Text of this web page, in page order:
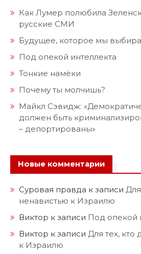
Как Лумер полюбила
русские СМИ
Будущее, которое мы
Под опекой интеллекта
Тонкие намёки
Почему ты молчишь?
Майкл Сэвидж:
должен быть
– депортированы»
Новые комментарии
Суровая правда к записи
ненавистью к Израилю
Виктор к записи Под опекой
Виктор к записи Для тех,
к Израилю